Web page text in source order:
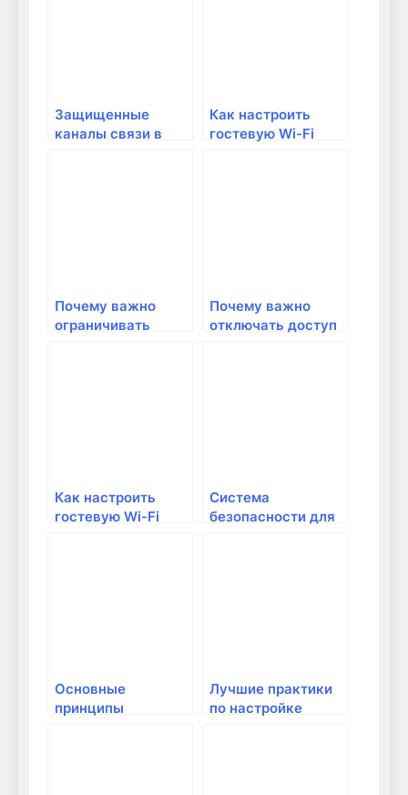
Защищенные
каналы связи в
Как настроить
гостевую Wi-Fi
Почему важно
ограничивать
Почему важно
отключать доступ
Как настроить
гостевую Wi-Fi
Система
безопасности для
Основные
принципы
Лучшие практики
по настройке